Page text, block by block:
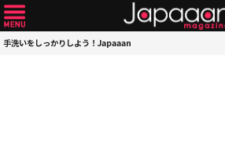
手洗いをしっかりしよう！Japaaan